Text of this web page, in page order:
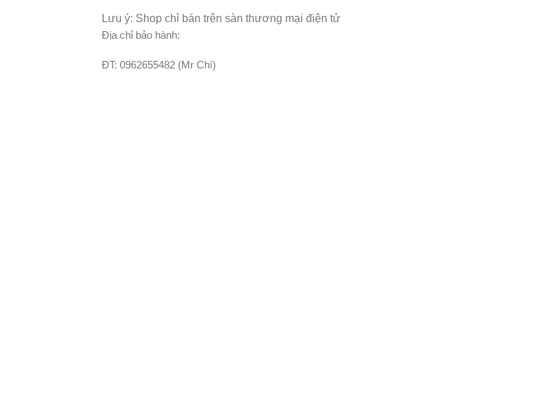
Lưu ý: Shop chỉ bán trên sàn thương mại điện tử
Địa chỉ bảo hành:
ĐT: 0962655482 (Mr Chí)